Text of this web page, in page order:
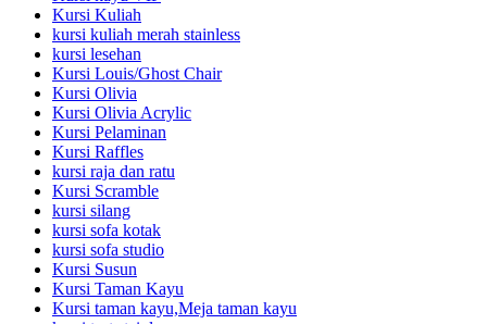
Kursi Kuliah
kursi kuliah merah stainless
kursi lesehan
Kursi Louis/Ghost Chair
Kursi Olivia
Kursi Olivia Acrylic
Kursi Pelaminan
Kursi Raffles
kursi raja dan ratu
Kursi Scramble
kursi silang
kursi sofa kotak
kursi sofa studio
Kursi Susun
Kursi Taman Kayu
Kursi taman kayu,Meja taman kayu